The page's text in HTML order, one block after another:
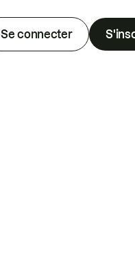
Se connecter